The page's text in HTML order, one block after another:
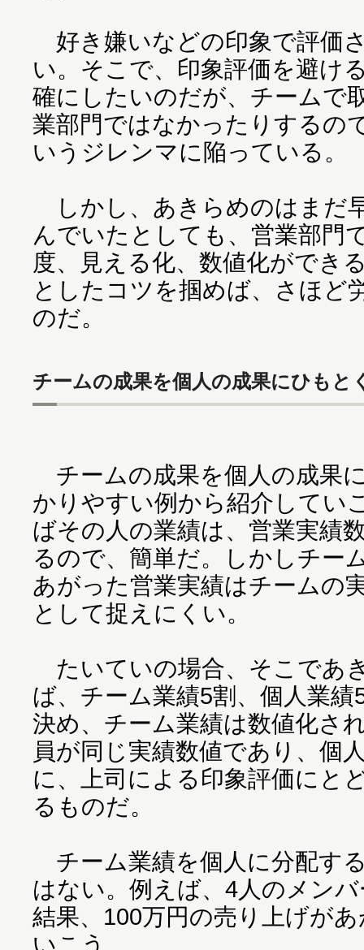
好き嫌いなどの印象で評価
い。そこで、印象評価を避け
確にしたいのだが、チームで
業部門ではなかったりするの
いうジレンマに陥っている。
しかし、あきらめのはまだ
んでいたとしても、営業部門
度、見える化、数値化ができ
としたコツを掴めば、さほど
のだ。
チームの成果を個人の成果にひもと
チームの成果を個人の成果
かりやすい例から紹介してい
ばその人の業績は、営業実績
るので、簡単だ。しかしチー
あがった営業実績はチームの
として捉えにくい。
たいていの場合、そこであ
ば、チーム業績5割、個人業
決め、チーム業績は数値化さ
員が同じ実績数値であり、個
に、上司による印象評価にと
るものだ。
チーム業績を個人に分配す
はない。例えば、4人のメン
結果、100万円の売り上げが
いこう。